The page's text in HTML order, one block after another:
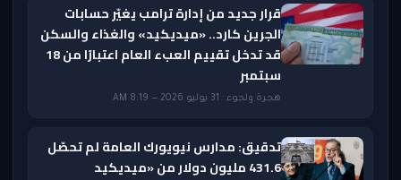
قرار جديد من إدارة ترامب يغيّر حسابات
الجرين كارد.. «ميديكيد» والغذاء والسكن
قد تدخل تقييم العبء العام اعتبارًا من 18
سبتمبر
هجرة ولجوء · 31 يوليو 2026 — 8:19 AM
تدقيق: مدارس نيويورك العامة لم تحصّل
431.6 مليون دولار من «ميديكيد